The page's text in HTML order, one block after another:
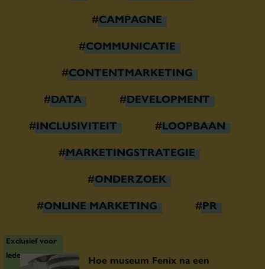
#CAMPAGNE
#COMMUNICATIE
#CONTENTMARKETING
#DATA
#DEVELOPMENT
#INCLUSIVITEIT
#LOOPBAAN
#MARKETINGSTRATEGIE
#ONDERZOEK
#ONLINE MARKETING
#PR
Exclusief voor
leden
Hoe museum Fenix na een